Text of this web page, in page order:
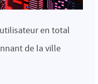
en total
de la ville